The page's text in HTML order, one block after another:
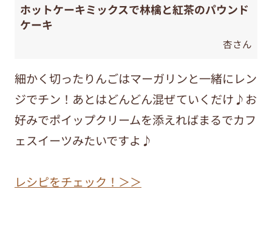
ホットケーキミックスで林檎と紅茶のパウンド
ケーキ
杏さん
細かく切ったりんごはマーガリンと一緒にレン
ジでチン！あとはどんどん混ぜていくだけ♪お
好みでポイップクリームを添えればまるでカフ
ェスイーツみたいですよ♪
レシピをチェック！＞＞